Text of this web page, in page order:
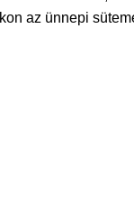
az ünnepi